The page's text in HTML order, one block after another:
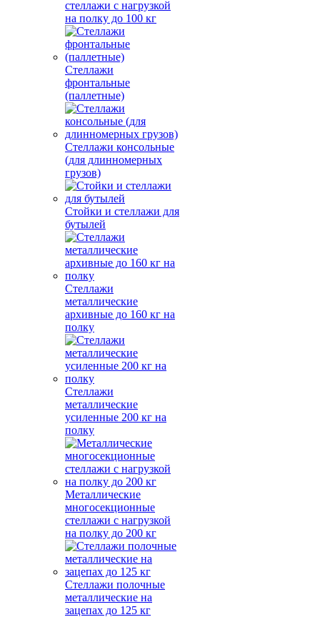
стеллажи с нагрузкой
на полку до 100 кг
Стеллажи
фронтальные
(паллетные)
Стеллажи консольные
(для длинномерных
грузов)
Стойки и стеллажи для
бутылей
Стеллажи
металлические
архивные до 160 кг на
полку
Стеллажи
металлические
усиленные 200 кг на
полку
Металлические
многосекционные
стеллажи с нагрузкой
на полку до 200 кг
Стеллажи полочные
металлические на
зацепах до 125 кг